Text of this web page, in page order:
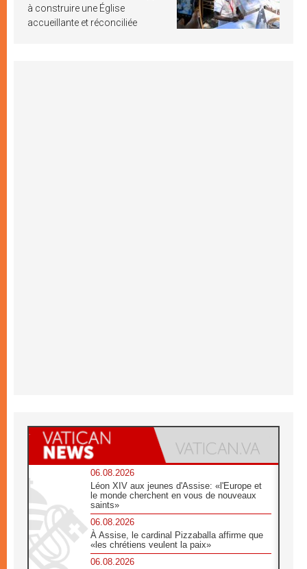
à construire une Église
accueillante et réconciliée
06.08.2026
Léon XIV aux jeunes d'Assise: «l'Europe et
le monde cherchent en vous de nouveaux
saints»
06.08.2026
À Assise, le cardinal Pizzaballa affirme que
«les chrétiens veulent la paix»
06.08.2026